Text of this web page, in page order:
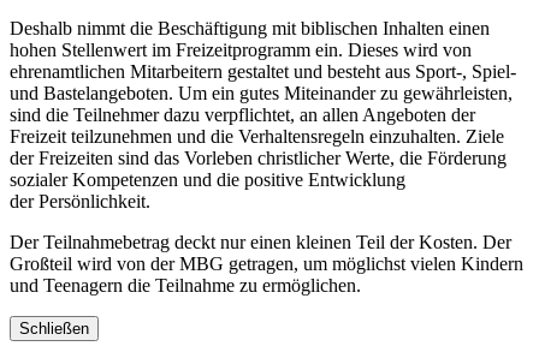
Deshalb nimmt die Beschäftigung mit biblischen Inhalten einen
hohen Stellenwert im Freizeitprogramm ein. Dieses wird von
ehrenamtlichen Mitarbeitern gestaltet und besteht aus Sport-, Spiel-
und Bastelangeboten. Um ein gutes Miteinander zu gewährleisten,
sind die Teilnehmer dazu verpflichtet, an allen Angeboten der
Freizeit teilzunehmen und die Verhaltensregeln einzuhalten. Ziele
der Freizeiten sind das Vorleben christlicher Werte, die Förderung
sozialer Kompetenzen und die positive Entwicklung
der Persönlichkeit.
Der Teilnahmebetrag deckt nur einen kleinen Teil der Kosten. Der
Großteil wird von der MBG getragen, um möglichst vielen Kindern
und Teenagern die Teilnahme zu ermöglichen.
Schließen